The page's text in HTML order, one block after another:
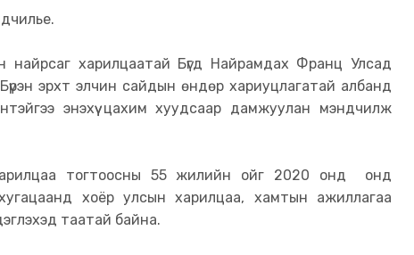
найрсаг харилцаатай Бүгд Найрамдах Франц Улсад
эрхт элчин сайдын өндөр хариуцлагатай албанд
энэхүү цахим хуудсаар дамжуулан мэндчилж
тогтоосны 55 жилийн ойг 2020 онд онд
хугацаанд хоёр улсын харилцаа, хамтын ажиллагаа
таатай байна.